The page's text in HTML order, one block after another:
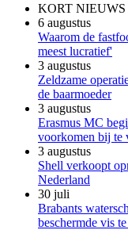
KORT NIEUWS
6 augustus
Waarom de
meest lucratief'
3 augustus
Zeldzame
de baarmoeder
3 augustus
Erasmus MC
voorkomen bij te
3 augustus
Shell verkoopt
Nederland
30 juli
Brabants
beschermde vis